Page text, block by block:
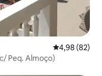
4,98 de uma
4,98 (82)
Valley (c/ Peq. Almoço)